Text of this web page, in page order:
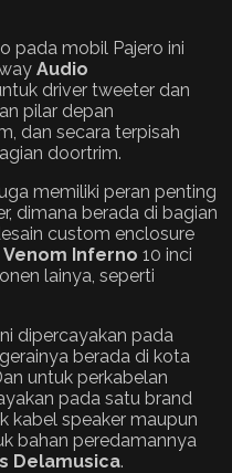
pada mobil Pajero ini
Audio
driver tweeter dan
pilar depan
dan secara terpisah
doortrim.
memiliki peran penting
dimana berada di bagian
custom enclosure
Venom Inferno 10 inci
lainya, seperti
dipercayakan pada
berada di kota
untuk perkabelan
pada satu brand
kabel speaker maupun
bahan peredamannya
Delamusica.